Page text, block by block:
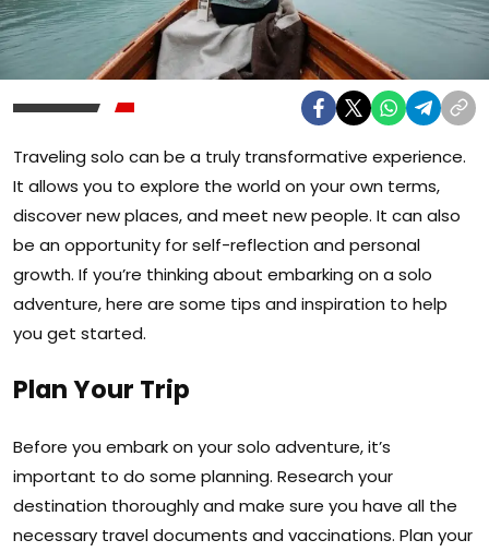
Traveling solo can be a truly transformative experience.
It allows you to explore the world on your own terms,
discover new places, and meet new people. It can also
be an opportunity for self-reflection and personal
growth. If you’re thinking about embarking on a solo
adventure, here are some tips and inspiration to help
you get started.
Plan Your Trip
Before you embark on your solo adventure, it’s
important to do some planning. Research your
destination thoroughly and make sure you have all the
necessary travel documents and vaccinations. Plan your